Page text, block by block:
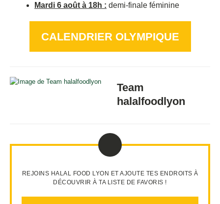
Mardi 6 août à 18h : demi-finale féminine
CALENDRIER OLYMPIQUE
Team
halalfoodlyon
REJOINS HALAL FOOD LYON ET AJOUTE TES ENDROITS À
DÉCOUVRIR À TA LISTE DE FAVORIS !